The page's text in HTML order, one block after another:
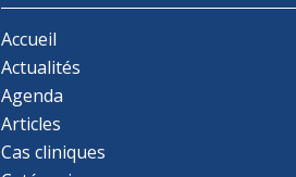
Accueil
Actualités
Agenda
Articles
Cas cliniques